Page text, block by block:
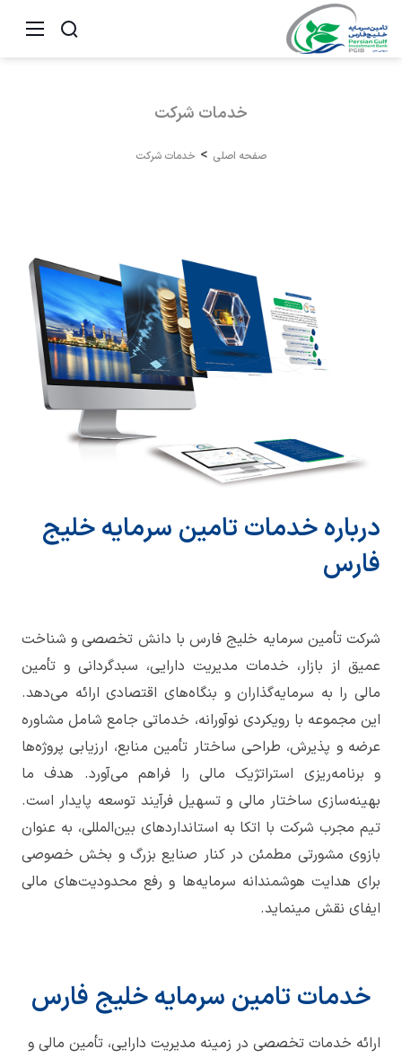
خدمات شرکت
صفحه اصلی خدمات شرکت
درباره خدمات تامین سرمایه خلیج
فارس
شرکت تأمین سرمایه خلیج فارس با دانش تخصصی و شناخت
عمیق از بازار، خدمات مدیریت دارایی، سبدگردانی و تأمین
مالی را به سرمایه‌گذاران و بنگاه‌های اقتصادی ارائه می‌دهد.
این مجموعه با رویکردی نوآورانه، خدماتی جامع شامل مشاوره
عرضه و پذیرش، طراحی ساختار تأمین منابع، ارزیابی پروژه‌ها
و برنامه‌ریزی استراتژیک مالی را فراهم می‌آورد. هدف ما
بهینه‌سازی ساختار مالی و تسهیل فرآیند توسعه پایدار است.
تیم مجرب شرکت با اتکا به استانداردهای بین‌المللی، به عنوان
بازوی مشورتی مطمئن در کنار صنایع بزرگ و بخش خصوصی
برای هدایت هوشمندانه سرمایه‌ها و رفع محدودیت‌های مالی
ایفای نقش مینماید.
خدمات تامین سرمایه خلیج فارس
ارائه خدمات تخصصی در زمینه مدیریت دارایی، تأمین مالی و